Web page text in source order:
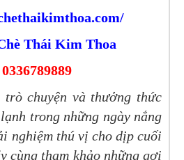
com/
Thái Kim Thoa
0336789889
trò chuyện và thưởng thức
trong những ngày nắng
nghiệm thú vị cho dịp cuối
cùng tham khảo những gợi